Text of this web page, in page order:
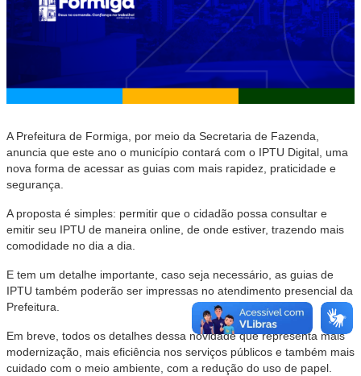
A Prefeitura de Formiga, por meio da Secretaria de Fazenda,
anuncia que este ano o município contará com o IPTU Digital, uma
nova forma de acessar as guias com mais rapidez, praticidade e
segurança.
A proposta é simples: permitir que o cidadão possa consultar e
emitir seu IPTU de maneira online, de onde estiver, trazendo mais
comodidade no dia a dia.
E tem um detalhe importante, caso seja necessário, as guias de
IPTU também poderão ser impressas no atendimento presencial da
Prefeitura.
Em breve, todos os detalhes dessa novidade que representa mais
modernização, mais eficiência nos serviços públicos e também mais
cuidado com o meio ambiente, com a redução do uso de papel.